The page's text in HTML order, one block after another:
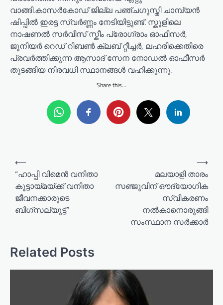
വാങ്ങി.കാസർകോഡ് ജില്ല പഞ്ചഗുസ്തി ചാമ്പ്യൻ
ഷിപ്പിൽ ഇരട്ട സ്വർണ്ണം നേടിയിട്ടുണ്ട്. സ്കൂളിലെ
നാഷണൽ സർവീസ് സ്കീം പ്രോഗ്രാം ഓഫീസർ,
ജൂനിയർ റെഡ് റിബൺ ക്ലബ് റ്റീച്ചർ, ലഹരിക്കെതിരെ
പ്രവർത്തിക്കുന്ന ആസാദ് സേന നോഡൽ ഓഫീസർ
തുടങ്ങിയ നിരവധി സ്ഥാനങ്ങൾ വഹിക്കുന്നു.
Share this...
P
v
i
⟵
“ഹാപ്പി വിമെൻ വനിതാ
കൂട്ടായ്മയ്ക്ക് വനിതാ
ജീവനക്കാരുടെ
ബിഗ്സല്യൂട്ട്”
മലയാളി താരം
സഞ്ജുവിന് ഔദ്യോഗിക
സ്വീകരണം
നൽകാനൊരുങ്ങി
സംസ്ഥാന സർക്കാർ
⟶
Related Posts